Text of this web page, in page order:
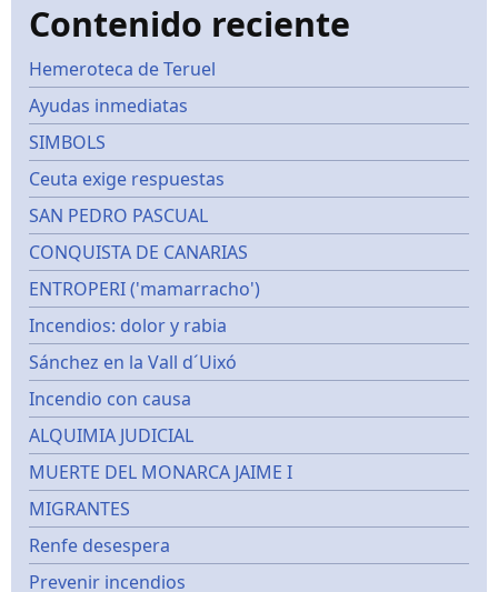
Contenido reciente
Hemeroteca de Teruel
Ayudas inmediatas
SIMBOLS
Ceuta exige respuestas
SAN PEDRO PASCUAL
CONQUISTA DE CANARIAS
ENTROPERI ('mamarracho')
Incendios: dolor y rabia
Sánchez en la Vall d´Uixó
Incendio con causa
ALQUIMIA JUDICIAL
MUERTE DEL MONARCA JAIME I
MIGRANTES
Renfe desespera
Prevenir incendios